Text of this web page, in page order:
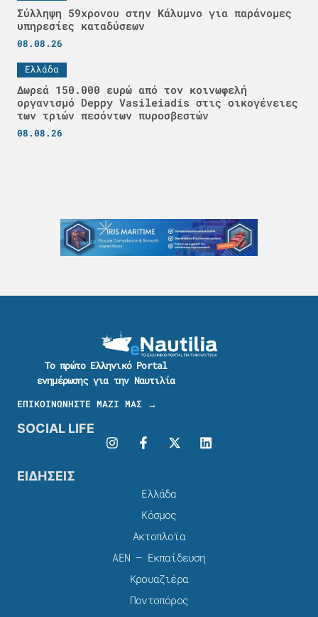
Σύλληψη 59χρονου στην Κάλυμνο για παράνομες
υπηρεσίες καταδύσεων
08.08.26
Ελλάδα
Δωρεά 150.000 ευρώ από τον κοινωφελή
οργανισμό Deppy Vasileiadis στις οικογένειες
των τριών πεσόντων πυροσβεστών
08.08.26
Το πρώτο Ελληνικό Portal
ενημέρωσης για την Ναυτιλία
ΕΠΙΚΟΙΝΩΝΗΣΤΕ ΜΑΖΙ ΜΑΣ →
SOCIAL LIFE
ΕΙΔΗΣΕΙΣ
Ελλάδα
Κόσμος
Ακτοπλοϊα
ΑΕΝ – Εκπαίδευση
Κρουαζιέρα
Ποντοπόρος